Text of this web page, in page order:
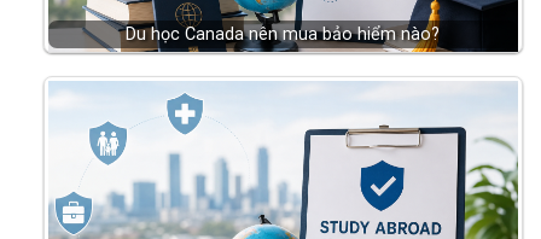
Du học Canada nên mua bảo hiểm nào?